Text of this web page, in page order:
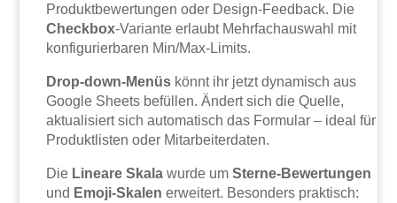
Produktbewertungen oder Design-Feedback. Die
Checkbox-Variante erlaubt Mehrfachauswahl mit
konfigurierbaren Min/Max-Limits.
Drop-down-Menüs könnt ihr jetzt dynamisch aus
Google Sheets befüllen. Ändert sich die Quelle,
aktualisiert sich automatisch das Formular – ideal für
Produktlisten oder Mitarbeiterdaten.
Die Lineare Skala wurde umSterne-Bewertungen
und Emoji-Skalen erweitert. Besonders praktisch: